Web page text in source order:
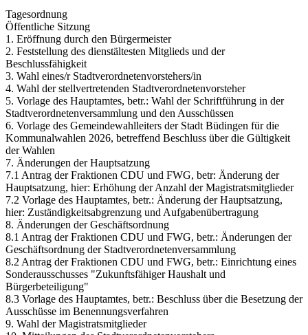
Tagesordnung
Öffentliche Sitzung
1. Eröffnung durch den Bürgermeister
2. Feststellung des dienstältesten Mitglieds und der
Beschlussfähigkeit
3. Wahl eines/r Stadtverordnetenvorstehers/in
4. Wahl der stellvertretenden Stadtverordnetenvorsteher
5. Vorlage des Hauptamtes, betr.: Wahl der Schriftführung in der
Stadtverordnetenversammlung und den Ausschüssen
6. Vorlage des Gemeindewahlleiters der Stadt Büdingen für die
Kommunalwahlen 2026, betreffend Beschluss über die Gültigkeit
der Wahlen
7. Änderungen der Hauptsatzung
7.1 Antrag der Fraktionen CDU und FWG, betr: Änderung der
Hauptsatzung, hier: Erhöhung der Anzahl der Magistratsmitglieder
7.2 Vorlage des Hauptamtes, betr.: Änderung der Hauptsatzung,
hier: Zuständigkeitsabgrenzung und Aufgabenübertragung
8. Änderungen der Geschäftsordnung
8.1 Antrag der Fraktionen CDU und FWG, betr.: Änderungen der
Geschäftsordnung der Stadtverordnetenversammlung
8.2 Antrag der Fraktionen CDU und FWG, betr.: Einrichtung eines
Sonderausschusses "Zukunftsfähiger Haushalt und
Bürgerbeteiligung"
8.3 Vorlage des Hauptamtes, betr.: Beschluss über die Besetzung der
Ausschüsse im Benennungsverfahren
9. Wahl der Magistratsmitglieder